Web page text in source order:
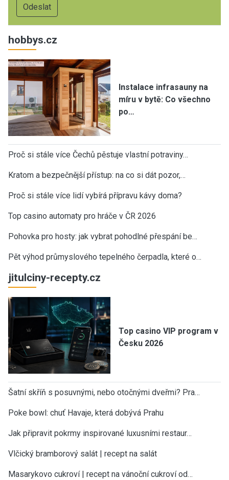
hobbys.cz
Instalace infrasauny na
míru v bytě: Co všechno
po…
Proč si stále více Čechů pěstuje vlastní potraviny…
Kratom a bezpečnější přístup: na co si dát pozor,…
Proč si stále více lidí vybírá přípravu kávy doma?
Top casino automaty pro hráče v ČR 2026
Pohovka pro hosty: jak vybrat pohodlné přespání be…
Pět výhod průmyslového tepelného čerpadla, které o…
jitulciny-recepty.cz
Top casino VIP program v
Česku 2026
Šatní skříň s posuvnými, nebo otočnými dveřmi? Pra…
Poke bowl: chuť Havaje, která dobývá Prahu
Jak připravit pokrmy inspirované luxusními restaur…
Vlčický bramborový salát | recept na salát
Masarykovo cukroví | recept na vánoční cukroví od…